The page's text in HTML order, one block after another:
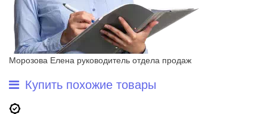
Морозова Елена руководитель отдела продаж
Купить похожие товары